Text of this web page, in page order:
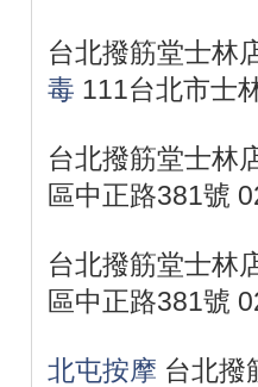
台北撥筋堂士林
毒 111台北市士
台北撥筋堂士林
區中正路381號
台北撥筋堂士林
區中正路381號
北屯按摩 台北撥